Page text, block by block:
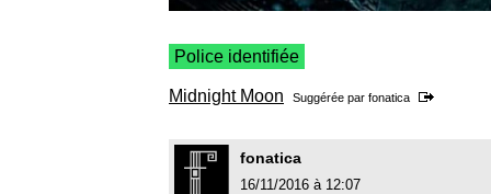
Police identifiée
Midnight Moon Suggérée par fonatica
fonatica
16/11/2016 à 12:07